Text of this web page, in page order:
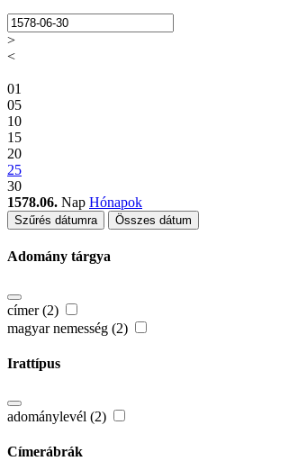
>
<
01
05
10
15
20
25
30
1578.06. Nap Hónapok
Szűrés dátumra Összes dátum
Adomány tárgya
címer (2)
magyar nemesség (2)
Irattípus
adománylevél (2)
Címerábrák